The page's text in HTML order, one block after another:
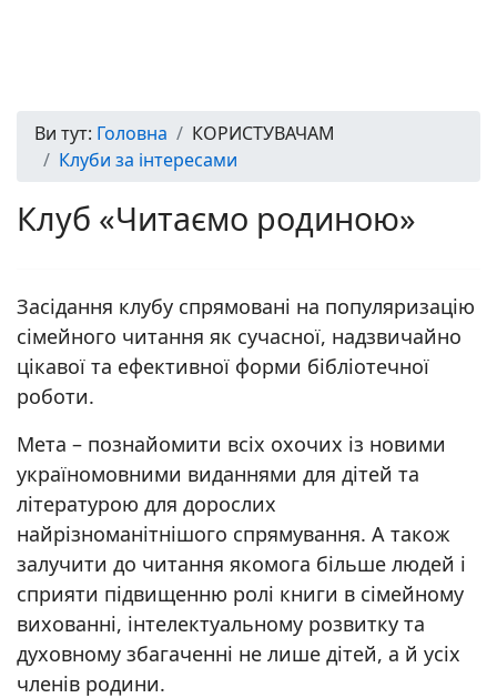
Ви тут: Головна
КОРИСТУВАЧАМ
Клуби за інтересами
Клуб «Читаємо родиною»
Засідання клубу спрямовані на популяризацію
сімейного читання як сучасної, надзвичайно
цікавої та ефективної форми бібліотечної
роботи.
Мета – познайомити всіх охочих із новими
україномовними виданнями для дітей та
літературою для дорослих
найрізноманітнішого спрямування. А також
залучити до читання якомога більше людей і
сприяти підвищенню ролі книги в сімейному
вихованні, інтелектуальному розвитку та
духовному збагаченні не лише дітей, а й усіх
членів родини.